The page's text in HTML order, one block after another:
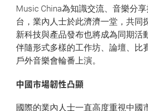
Music China為知識交流、音樂分
台，業內人士於此濟濟一堂，共同
新科技與產品發布也將成為同期活
伴隨形式多樣的工作坊、論壇、比
戶外音樂會輪番上演。
中國市場韌性凸顯
國際的業內人士一直高度重視中國